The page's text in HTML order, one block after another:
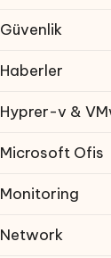
Güvenlik
Haberler
Hyprer-v &
Microsoft Ofis
Monitoring
Network